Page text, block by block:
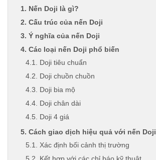
1. Nến Doji là gì?
2. Cấu trúc của nến Doji
3. Ý nghĩa của nến Doji
4. Các loại nến Doji phổ biến
4.1. Doji tiêu chuẩn
4.2. Doji chuồn chuồn
4.3. Doji bia mộ
4.4. Doji chân dài
4.5. Doji 4 giá
5. Cách giao dịch hiệu quả với nến Doji
5.1. Xác định bối cảnh thị trường